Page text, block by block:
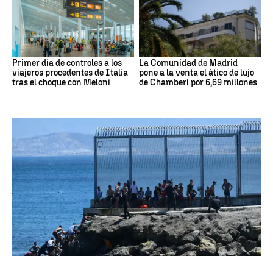
Primer día de controles a los
viajeros procedentes de Italia
tras el choque con Meloni
La Comunidad de Madrid
pone a la venta el ático de lujo
de Chamberí por 6,69 millones
Crisis migratoria Ceuta